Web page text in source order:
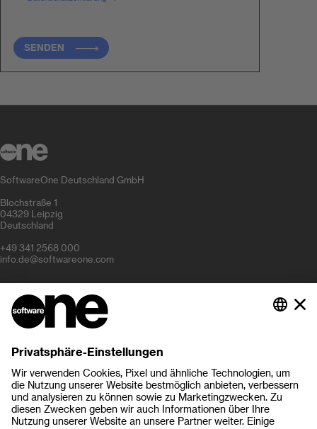
SENDEN
SoftwareOne Deutschland GmbH
Blochstraße 1
04329 Leipzig
Deutschland
+49 341 2568 000
info.de@softwareone.com
Unternehmen
Karriere
Investor Relations
Partnerprogramm
Medienmitteilungen
Nützliche Links